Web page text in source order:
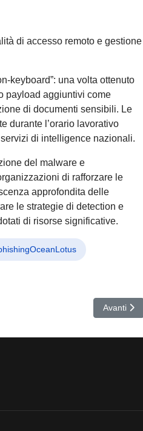
di accesso remoto e gestione
keyboard”: una volta ottenuto
payload aggiuntivi come
di documenti sensibili. Le
durante l’orario lavorativo
di intelligence nazionali.
del malware e
di rafforzare le
approfondita delle
le strategie di detection e
di risorse significative.
governi iracheni e curdi, allarme
Articolo
Avanti